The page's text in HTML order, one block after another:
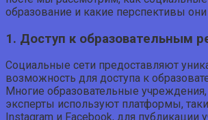
образование и какие перспективы
1. Доступ к образовательным
Социальные сети предоставляют
возможность для доступа к
Многие образовательные
эксперты используют платформы,
Instagram и Facebook, для публикации